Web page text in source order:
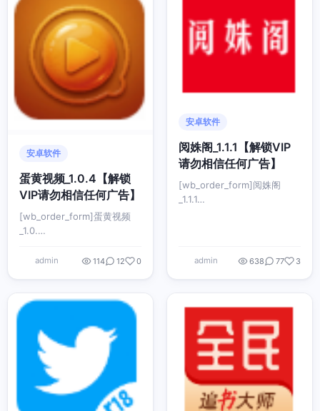
安卓软件
蛋黄视频_1.0.4【解锁
VIP请勿相信任何广告】
[wb_order_form]蛋黄视频
_1.0.…
admin 114 12 0
安卓软件
阅姝阁_1.1.1【解锁VIP
请勿相信任何广告】
[wb_order_form]阅姝阁
_1.1.1…
admin 638 77 3